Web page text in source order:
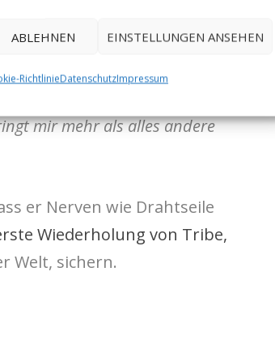
ABLEHNEN EINSTELLUNGEN ANSEHEN
RichtlinieDatenschutzImpressum
Körpers zu folgen. Beim
und indem ich
ich mich auf die subtilen
erfordern, kann ich dem
mir mehr als alles andere
er Nerven wie Drahtseile
Wiederholung von Tribe,
Welt, sichern.